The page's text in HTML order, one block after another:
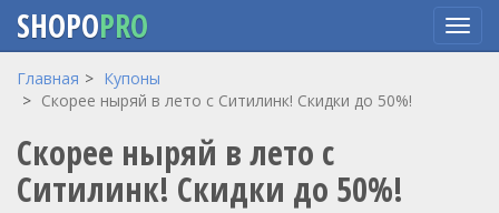
Перейти
содержанию
SHOPOPRO
Главная
Купоны
Скорее ныряй в лето с Ситилинк! Скидки до 50%!
Скорее ныряй в лето с
Ситилинк! Скидки до 50%!